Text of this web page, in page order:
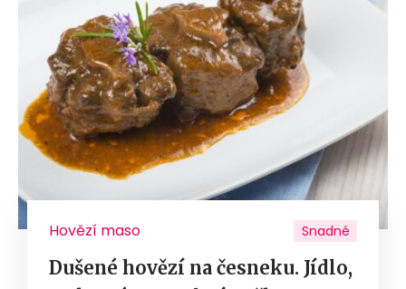
Hovězí maso Snadné
Dušené hovězí na česneku. Jídlo,